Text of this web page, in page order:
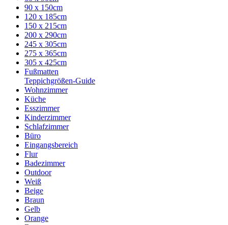
90 x 150cm
120 x 185cm
150 x 215cm
200 x 290cm
245 x 305cm
275 x 365cm
305 x 425cm
Fußmatten
Teppichgrößen-Guide
Wohnzimmer
Küche
Esszimmer
Kinderzimmer
Schlafzimmer
Büro
Eingangsbereich
Flur
Badezimmer
Outdoor
Weiß
Beige
Braun
Gelb
Orange